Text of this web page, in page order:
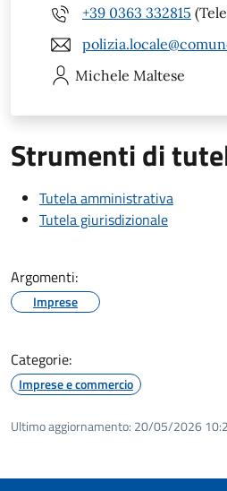
+39 0363 332815
Michele Maltese
Strumenti di
Tutela amministrativa
Tutela giurisdizionale
Argomenti:
Imprese
Categorie:
Imprese e commercio
Ultimo aggiornamento: 20/05/2026